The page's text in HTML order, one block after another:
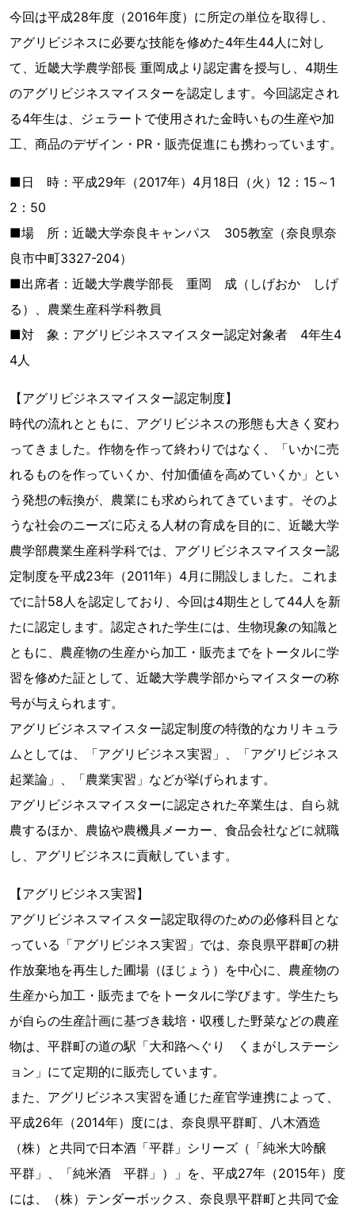
今回は平成28年度（2016年度）に所定の単位を取得し、
アグリビジネスに必要な技能を修めた4年生44人に対し
て、近畿大学農学部長 重岡成より認定書を授与し、4期生
のアグリビジネスマイスターを認定します。今回認定され
る4年生は、ジェラートで使用された金時いもの生産や加
工、商品のデザイン・PR・販売促進にも携わっています。
■日 時：平成29年（2017年）4月18日（火）12：15～1
2：50
■場 所：近畿大学奈良キャンパス 305教室（奈良県奈
良市中町3327-204）
■出席者：近畿大学農学部長 重岡 成（しげおか しげ
る）、農業生産科学科教員
■対 象：アグリビジネスマイスター認定対象者 4年生4
4人
【アグリビジネスマイスター認定制度】
時代の流れとともに、アグリビジネスの形態も大きく変わ
ってきました。作物を作って終わりではなく、「いかに売
れるものを作っていくか、付加価値を高めていくか」とい
う発想の転換が、農業にも求められてきています。そのよ
うな社会のニーズに応える人材の育成を目的に、近畿大学
農学部農業生産科学科では、アグリビジネスマイスター認
定制度を平成23年（2011年）4月に開設しました。これま
でに計58人を認定しており、今回は4期生として44人を新
たに認定します。認定された学生には、生物現象の知識と
ともに、農産物の生産から加工・販売までをトータルに学
習を修めた証として、近畿大学農学部からマイスターの称
号が与えられます。
アグリビジネスマイスター認定制度の特徴的なカリキュラ
ムとしては、「アグリビジネス実習」、「アグリビジネス
起業論」、「農業実習」などが挙げられます。
アグリビジネスマイスターに認定された卒業生は、自ら就
農するほか、農協や農機具メーカー、食品会社などに就職
し、アグリビジネスに貢献しています。
【アグリビジネス実習】
アグリビジネスマイスター認定取得のための必修科目とな
っている「アグリビジネス実習」では、奈良県平群町の耕
作放棄地を再生した圃場（ほじょう）を中心に、農産物の
生産から加工・販売までをトータルに学びます。学生たち
が自らの生産計画に基づき栽培・収穫した野菜などの農産
物は、平群町の道の駅「大和路へぐり くまがしステーシ
ョン」にて定期的に販売しています。
また、アグリビジネス実習を通じた産官学連携によって、
平成26年（2014年）度には、奈良県平群町、八木酒造
（株）と共同で日本酒「平群」シリーズ（「純米大吟醸
平群」、「純米酒 平群」）」を、平成27年（2015年）度
には、（株）テンダーボックス、奈良県平群町と共同で金